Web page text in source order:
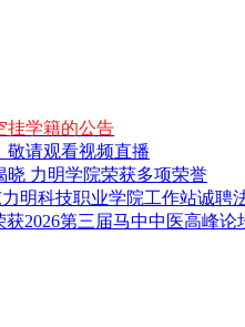
挂学籍的公告
敬请观看视频直播
力明学院荣获多项荣誉
明科技职业学院工作站诚聘
2026第三届马中中医高峰论